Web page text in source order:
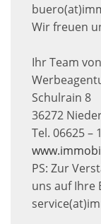
Wir freuen
Ihr Team von
Schulrain 8
36272
Tel. 06625 –
PS: Zur
uns auf Ihre